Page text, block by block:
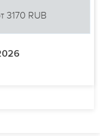
3170 RUB